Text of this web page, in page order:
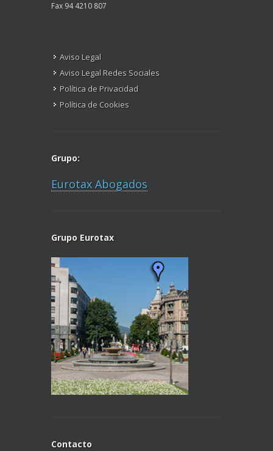
Fax 94 4210 807
Aviso Legal
Aviso Legal Redes Sociales
Política de Privacidad
Política de Cookies
Grupo:
Eurotax Abogados
Grupo Eurotax
Contacto